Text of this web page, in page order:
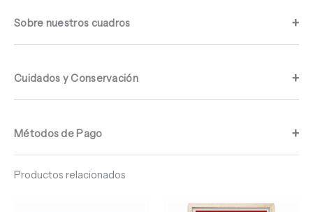
Sobre nuestros cuadros
Cuidados y Conservación
Métodos de Pago
Productos relacionados
de